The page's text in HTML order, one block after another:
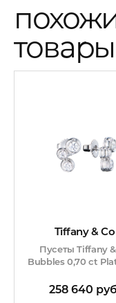
товары
Tiffany & Co
Пусеты Tiffany
Bubbles 0,70 ct
258 640